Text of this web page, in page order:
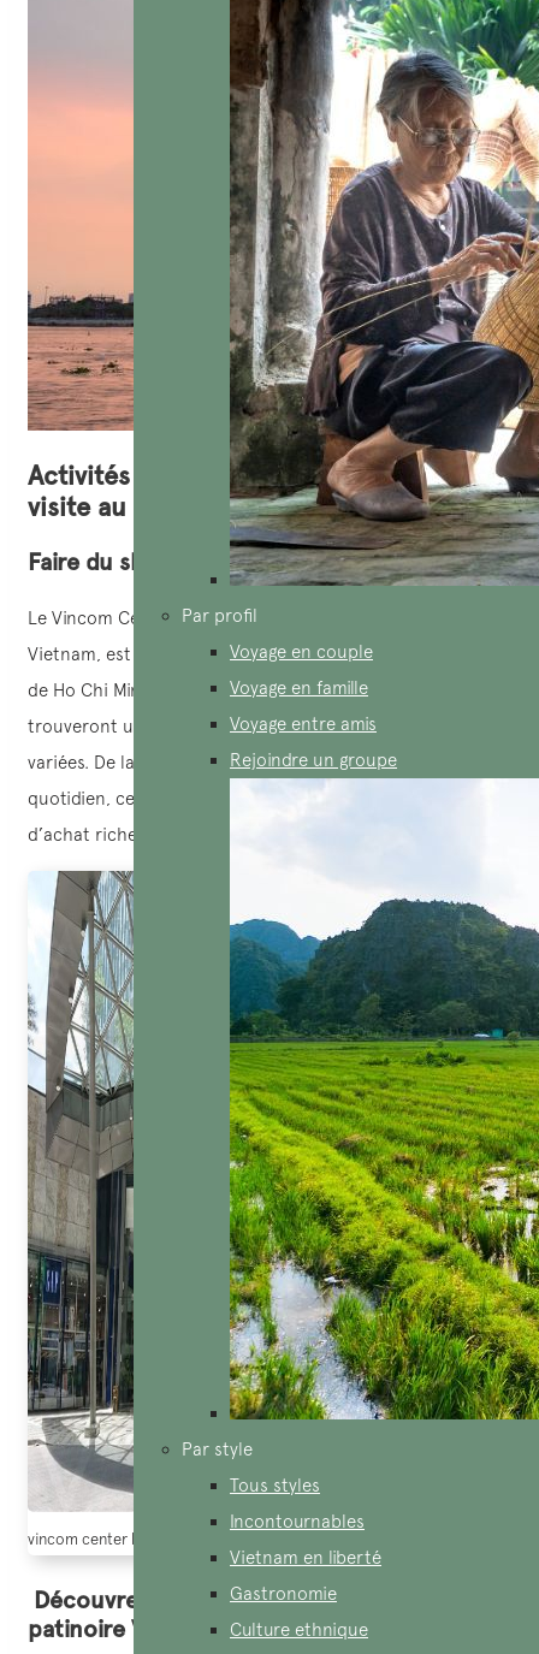
Par profil
Voyage en couple
Voyage en famille
Voyage entre amis
Rejoindre un groupe
Par style
Tous styles
Incontournables
Vietnam en liberté
Gastronomie
Culture ethnique
Activités incontournables lors de votre
visite au Landmark 81
Faire du shopping
Le Vincom Center, niché au pied du Landmark 81 au
Vietnam, est l’un des centres commerciaux les plus prisés
de Ho Chi Minh Ville. Les passionnés de shopping y
trouveront une multitude de magasins et de marques
variées. De la mode de luxe aux articles essentiels du
quotidien, cet espace commercial offre une expérience
d’achat riche et diversifiée.
vincom center landmark 81
Découvrez le patinage sur glace à la
patinoire Vincom